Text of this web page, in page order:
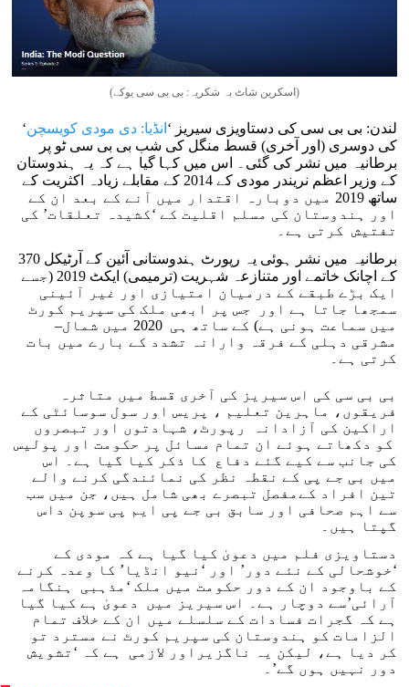
(اسکرین شاٹ بہ شکریہ: بی بی سی یوکے)
لندن: بی بی سی کی دستاویزی سیریز ‘ انڈیا: دی مودی کویسچن‘
کی دوسری (اور آخری) قسط منگل کی شب بی بی سی ٹو پر
برطانیہ میں نشر کی گئی۔ اس میں کہا گیا ہے کہ یہ ہندوستان
کے وزیر اعظم نریندر مودی کے 2014 کے مقابلے زیادہ اکثریت کے
ساتھ 2019 میں دوبارہ اقتدار میں آنے کے بعد ان کے
اور ہندوستان کی مسلم اقلیت کے ‘کشیدہ تعلقات’ کی
تفتیش کرتی ہے۔
برطانیہ میں نشر ہوئی یہ رپورٹ ہندوستانی آئین کے آرٹیکل 370
کے اچانک خاتمے اور متنازعہ شہریت (ترمیمی) ایکٹ 2019 (جسے
ایک بڑے طبقے کے درمیان امتیازی اور غیر آئینی
سمجھا جاتا ہے اور جس پر ابھی ملک کی سپریم کورٹ
میں سماعت ہونی ہے) کے ساتھ ہی 2020 میں شمال–
مشرقی دہلی کے فرقہ وارانہ تشدد کے بارے میں بات
کرتی ہے۔
بی بی سی کی اس سیریز کی آخری قسط میں متاثرہ
فریقوں، ماہرین تعلیم ، پریس اور سول سوسائٹی کے
اراکین کی آزادانہ رپورٹ، شہادتوں اور تبصروں
کو دکھاتے ہوئے ان تمام مسائل پر حکومت اور پولیس
کی جانب سے کیے گئے دفاع کا ذکر کیا گیا ہے۔ اس
میں بی جے پی کے نقطہ نظر کی نمائندگی کرنے والے
تین افراد کےمفصل تبصرے بھی شامل ہیں، جن میں سب
سے اہم صحافی اور سابق بی جے پی ایم پی سوپن داس
گپتا ہیں۔
دستاویزی فلم میں دعویٰ کیا گیا ہے کہ مودی کے
‘خوشحالی کے نئے دور’ اور ‘نیو انڈیا’ کا وعدہ کرنے
کے باوجود ان کے دور حکومت میں ملک ‘مذہبی ہنگامہ
آرائی’سے دوچار ہے۔ اس سیریز میں دعویٰ ہے کیا گیا
ہے کہ گجرات فسادات کے سلسلے میں ان کے خلاف تمام
الزامات کو ہندوستان کی سپریم کورٹ نے مسترد تو
کر دیا ہے، لیکن یہ ناگزیراور لازمی ہے کہ ‘تشویش
دور نہیں ہوں گے’۔